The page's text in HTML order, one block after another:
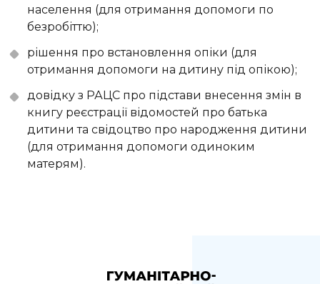
населення (для отримання допомоги по
безробіттю);
рішення про встановлення опіки (для
отримання допомоги на дитину під опікою);
довідку з РАЦС про підстави внесення змін в
книгу реєстрації відомостей про батька
дитини та свідоцтво про народження дитини
(для отримання допомоги одиноким
матерям).